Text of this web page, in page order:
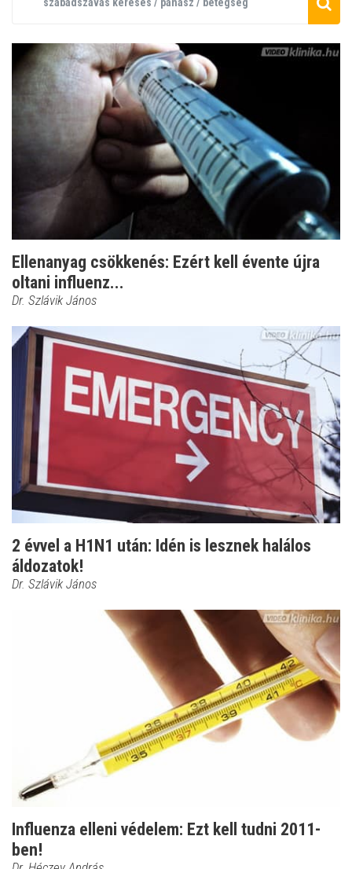
Ellenanyag csökkenés: Ezért kell évente újra
oltani influenz...
Dr. Szlávik János
2 évvel a H1N1 után: Idén is lesznek halálos
áldozatok!
Dr. Szlávik János
Influenza elleni védelem: Ezt kell tudni 2011-
ben!